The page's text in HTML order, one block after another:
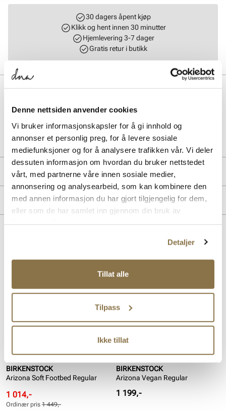
Denne nettsiden anvender cookies
Vi bruker informasjonskapsler for å gi innhold og
annonser et personlig preg, for å levere sosiale
mediefunksjoner og for å analysere trafikken vår. Vi deler
dessuten informasjon om hvordan du bruker nettstedet
vårt, med partnerne våre innen sosiale medier,
annonsering og analysearbeid, som kan kombinere den
med annen informasjon du har gjort tilgjengelig for dem,
eller som de har samlet inn gjennom din bruk av
Detaljer
Tillat alle
Tilpass
Ikke tillat
30 dagers åpent kjøp
Klikk og hent innen 30 minutter
Hjemlevering 3-7 dager
Gratis retur i butikk
BESKRIVELSE
Art. nr.11867403
Lev. art. nr1031632
PRODUKTDETALJER
Semsket skinn
MERKE
BIRKENSTOCK
Arizona Soft Footbed Regular
Rabattert
pris
1 014,-
Ordinær
pris
Ordinær pris 1 449,-
SALG
BIRKENSTOCK
Arizona Vegan Regular
Pris
1 199,-